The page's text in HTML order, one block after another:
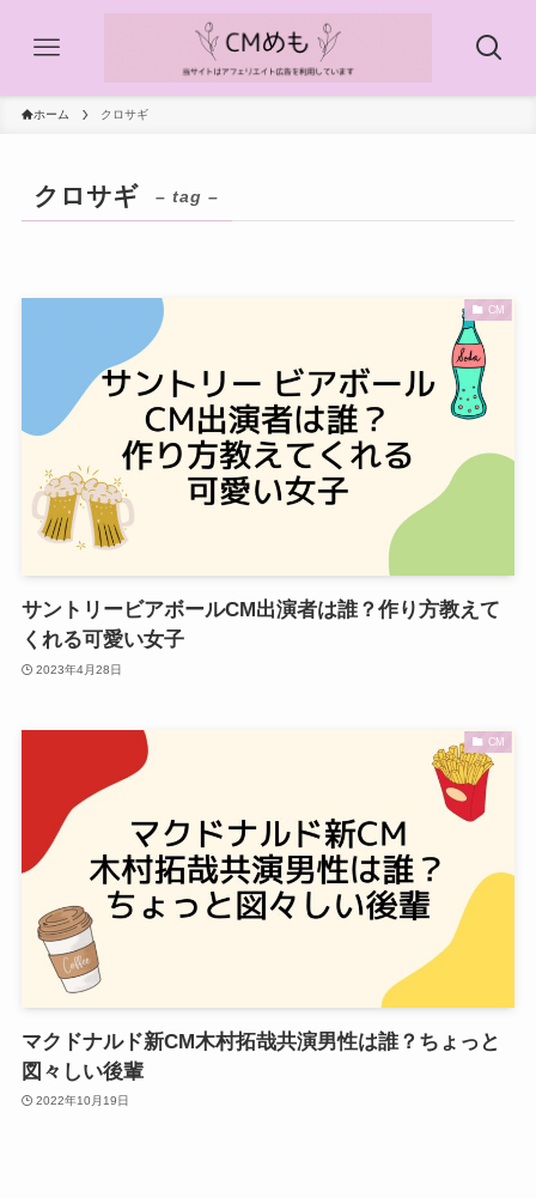
ホーム クロサギ
クロサギ – tag –
CM
サントリービアボールCM出演者は誰？作り方教えて
くれる可愛い女子
2023年4月28日
CM
マクドナルド新CM木村拓哉共演男性は誰？ちょっと
図々しい後輩
2022年10月19日